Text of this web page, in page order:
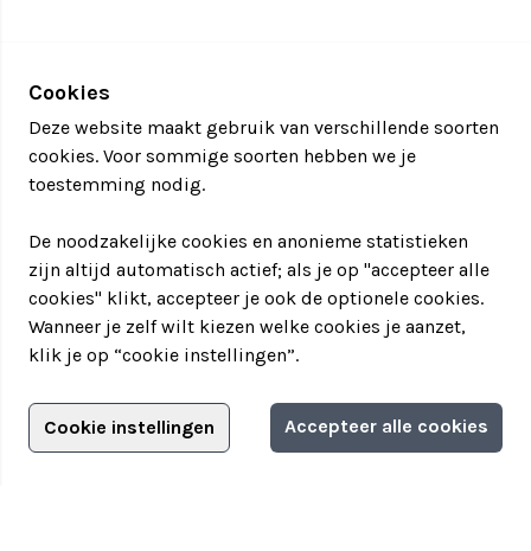
Filter jouw teamuitstapje!
Adverteren?
Adverteerdersopties
Cookies
Deze website maakt gebruik van verschillende soorten
cookies. Voor sommige soorten hebben we je
toestemming nodig.
De noodzakelijke cookies en anonieme statistieken
zijn altijd automatisch actief; als je op "accepteer alle
cookies" klikt, accepteer je ook de optionele cookies.
Wanneer je zelf wilt kiezen welke cookies je aanzet,
klik je op “cookie instellingen”.
Cookie instellingen Accepteer alle cookies